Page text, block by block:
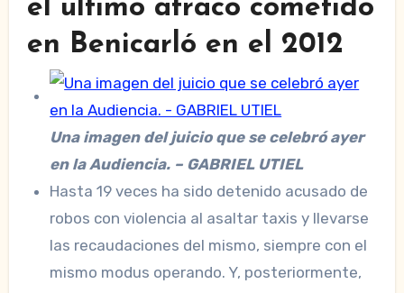
el último atraco cometido
en Benicarló en el 2012
Una imagen del juicio que se celebró ayer
en la Audiencia. – GABRIEL UTIEL
Hasta 19 veces ha sido detenido acusado de
robos con violencia al asaltar taxis y llevarse
las recaudaciones del mismo, siempre con el
mismo modus operando. Y, posteriormente,